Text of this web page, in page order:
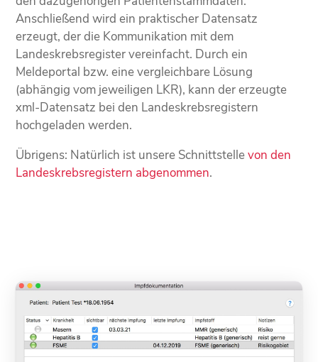
Anschließend wird ein praktischer Datensatz
erzeugt, der die Kommunikation mit dem
Landeskrebsregister vereinfacht. Durch ein
Meldeportal bzw. eine vergleichbare Lösung
(abhängig vom jeweiligen LKR), kann der erzeugte
xml-Datensatz bei den Landeskrebsregistern
hochgeladen werden.
Übrigens: Natürlich ist unsere Schnittstellevon den
Landeskrebsregistern abgenommen.